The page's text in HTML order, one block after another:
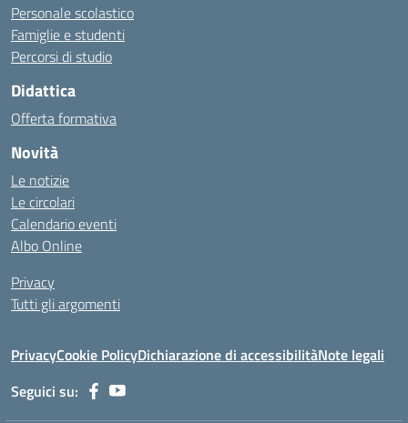
Personale scolastico
Famiglie e studenti
Percorsi di studio
Didattica
Offerta formativa
Novità
Le notizie
Le circolari
Calendario eventi
Albo Online
Privacy
Tutti gli argomenti
PrivacyCookie PolicyDichiarazione di accessibilitàNote legali
Seguici su: